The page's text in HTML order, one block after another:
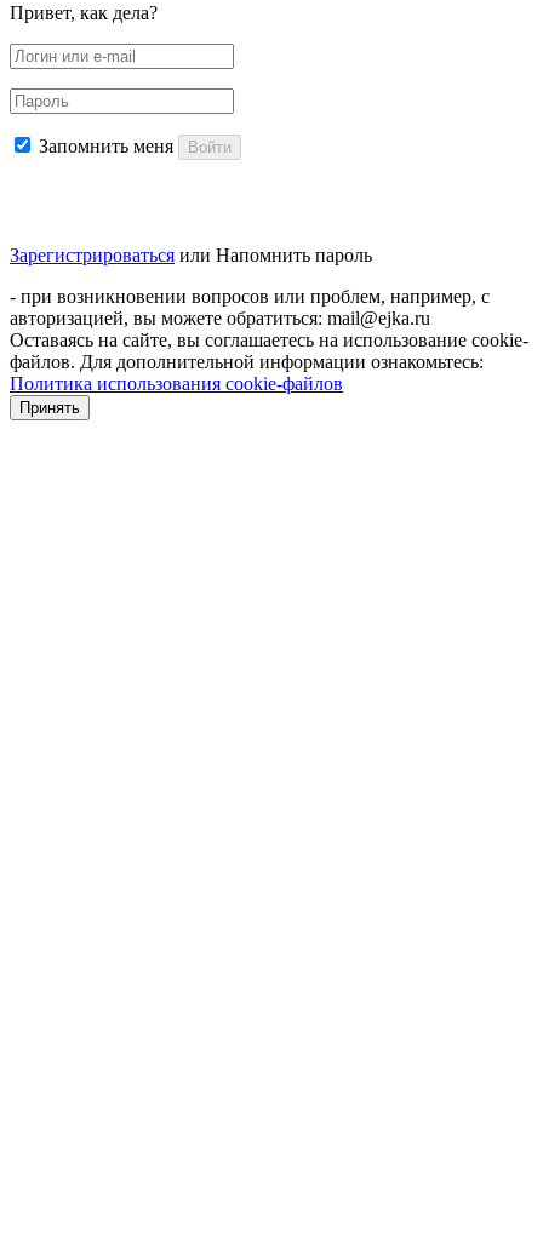
Привет, как дела?
Запомнить меня Войти
Зарегистрироваться или Напомнить пароль
- при возникновении вопросов или проблем, например, с
авторизацией, вы можете обратиться: mail@ejka.ru
Оставаясь на сайте, вы соглашаетесь на использование cookie-
файлов. Для дополнительной информации ознакомьтесь:
Политика использования cookie-файлов
Принять